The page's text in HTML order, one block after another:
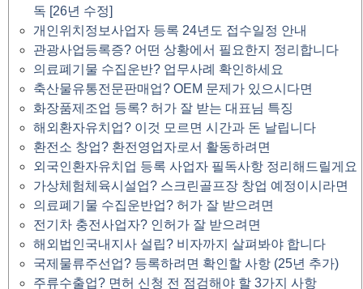
독 [26년 수정]
개인위치정보사업자 등록 24년도 접수일정 안내
관광사업등록증? 어떤 상황에서 필요한지 정리합니다
의료폐기물 수집운반? 업무사례 확인하세요
축산물유통전문판매업? OEM 문제가 있으시다면
화장품제조업 등록? 허가 잘 받는 대표님 특징
해외환자유치업? 이것 모르면 시간과 돈 날립니다
환전소 창업? 환전영업자로서 활동하려면
외국인환자유치업 등록 사업자 필독사항 정리해드릴게요
가상체험체육시설업? 스크린골프장 창업 예정이시라면
의료폐기물 수집운반업? 허가 잘 받으려면
전기차 충전사업자? 인허가 잘 받으려면
해외법인국내지사 설립? 비자까지 살펴봐야 합니다
국제물류주선업? 등록하려면 확인할 사항 (25년 추가)
주류수출업? 면허 신청 전 점검해야 할 3가지 사항